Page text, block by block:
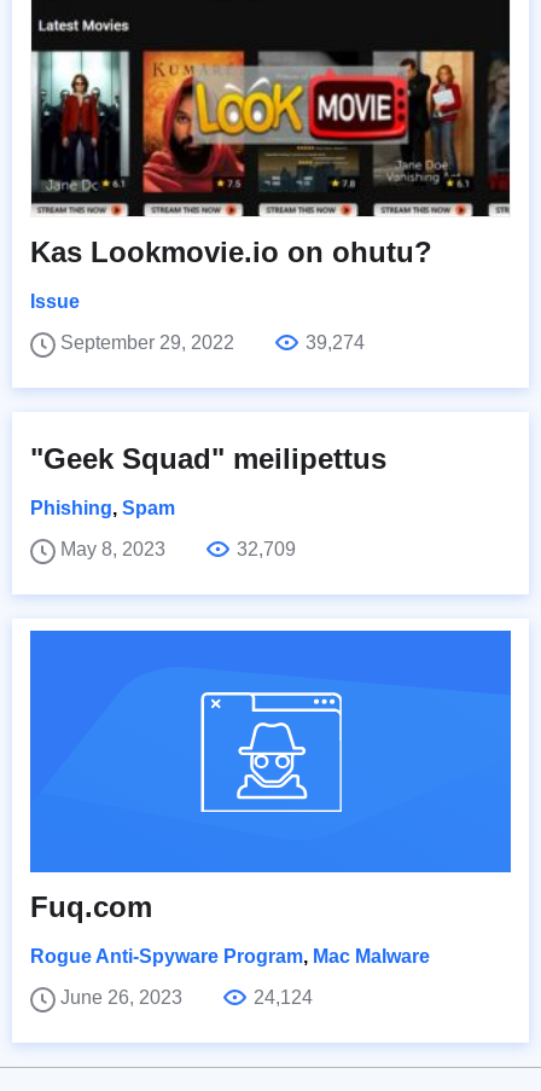
Kas Lookmovie.io on ohutu?
Issue
September 29, 2022
39,274
"Geek Squad" meilipettus
Phishing, Spam
May 8, 2023
32,709
Fuq.com
Rogue Anti-Spyware Program, Mac Malware
June 26, 2023
24,124